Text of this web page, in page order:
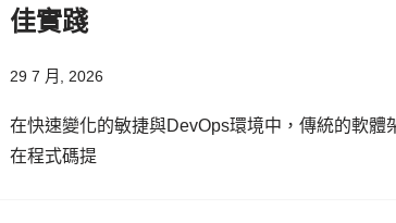
佳實踐
29 7 月, 2026
在快速變化的敏捷與DevOps環境中，傳統的軟體
在程式碼提